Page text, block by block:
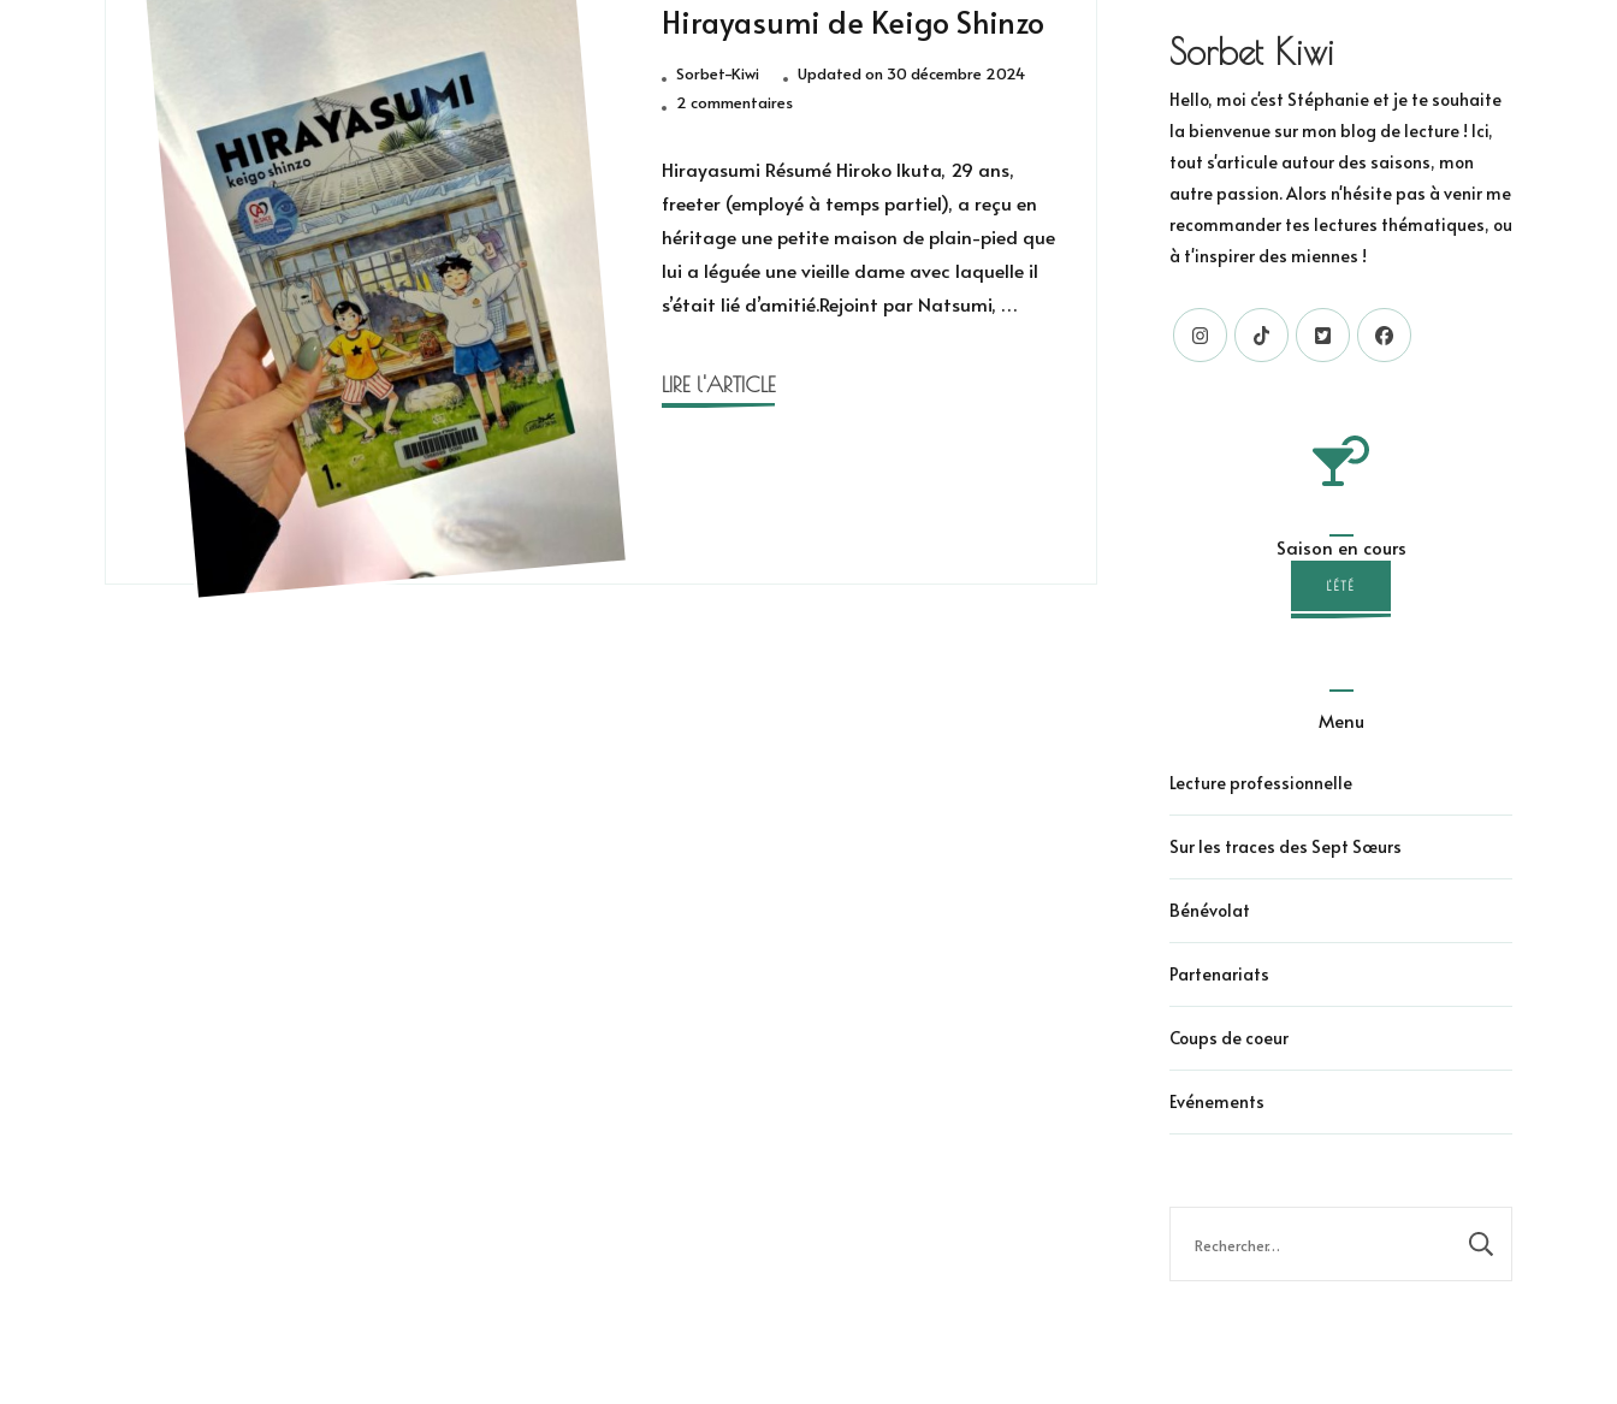
Hirayasumi de Keigo Shinzo
Sorbet-Kiwi Updated on 30 décembre 2024
2 commentairessur
Shinzo
Hirayasumi Résumé Hiroko Ikuta, 29 ans,
freeter (employé à temps partiel), a reçu en
héritage une petite maison de plain-pied que
lui a léguée une vieille dame avec laquelle il
s’était lié d’amitié.Rejoint par Natsumi, …
LIRE l'ARTICLE
Sorbet Kiwi
Hello, moi c'est Stéphanie et je te souhaite
la bienvenue sur mon blog de lecture ! Ici,
tout s'articule autour des saisons, mon
autre passion. Alors n'hésite pas à venir me
recommander tes lectures thématiques, ou
à t'inspirer des miennes !
Saison en cours
L'ÉTÉ
Menu
Lecture professionnelle
Sur les traces des Sept Sœurs
Bénévolat
Partenariats
Coups de coeur
Evénements